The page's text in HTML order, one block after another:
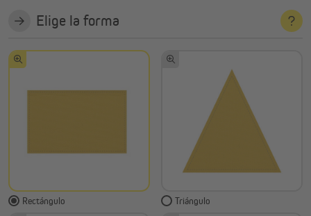
Elige la forma
Rectángulo Triángulo